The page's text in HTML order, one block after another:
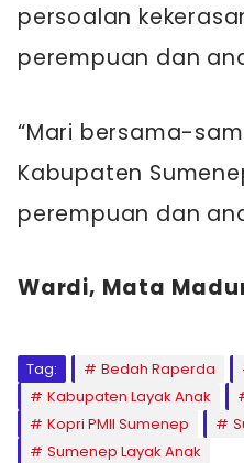
persoalan
perempuan dan
“Mari bersama-
Kabupaten
perempuan dan
Wardi, Mata
Tag: Bedah Raperda
Kabupaten Layak Anak
Kopri PMII Sumenep
Sumenep Layak Anak